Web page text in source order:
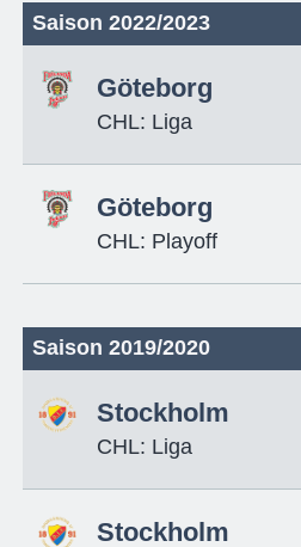
Saison 2022/2023
Göteborg
CHL: Liga
Göteborg
CHL: Playoff
Saison 2019/2020
Stockholm
CHL: Liga
Stockholm